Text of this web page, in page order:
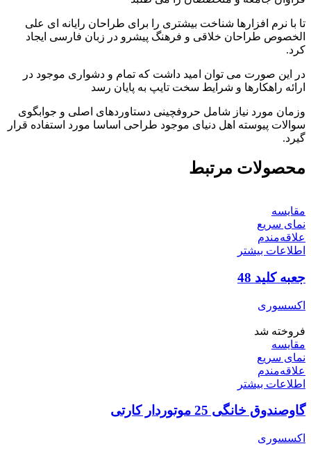
تا با نرم افزارها شناخت بیشتری را برای طراحان رایانه ای علی
الخصوص طراحان خلاقی و فرهنگ پیشرو در زبان فارسی ایجاد
کرد.
در این صورت می توان امید داشت که تمام و دشواری موجود در
ارائه راهکارها و شرایط سخت تایپ به پایان رسد
وزمان مورد نیاز شامل حروفچینی دستاوردهای اصلی و جوابگوی
سوالات پیوسته اهل دنیای موجود طراحی اساسا مورد استفاده قرار
گیرد.
محصولات مرتبط
مقایسه
نمای سریع
علاقه‌مندم
اطلاعات بیشتر
جعبه کلید 48
اکسسوری
فروخته شد
مقایسه
نمای سریع
علاقه‌مندم
اطلاعات بیشتر
گاوصندوق خانگی 25 موتوردار کارتی
اکسسوری